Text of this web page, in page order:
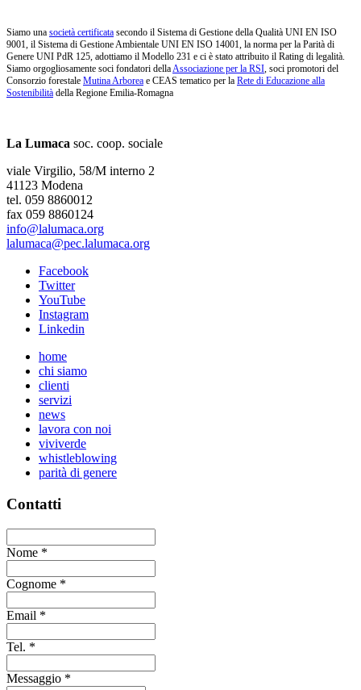
Siamo una società certificata secondo il Sistema di Gestione della Qualità UNI EN ISO
9001, il Sistema di Gestione Ambientale UNI EN ISO 14001, la norma per la Parità di
Genere UNI PdR 125, adottiamo il Modello 231 e ci è stato attribuito il Rating di legalità.
Siamo orgogliosamente soci fondatori dellaAssociazione per la RSI, soci promotori del
Consorzio forestale Mutina Arborea e CEAS tematico per la Rete di Educazione alla
Sostenibilità della Regione Emilia-Romagna
La Lumaca soc. coop. sociale
viale Virgilio, 58/M interno 2
41123 Modena
tel. 059 8860012
fax 059 8860124
info@lalumaca.org
lalumaca@pec.lalumaca.org
Facebook
Twitter
YouTube
Instagram
Linkedin
home
chi siamo
clienti
servizi
news
lavora con noi
viviverde
whistleblowing
parità di genere
Contatti
Nome *
Cognome *
Email *
Tel. *
Messaggio *